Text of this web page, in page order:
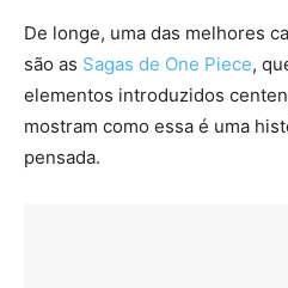
De longe, uma das melhores
são as Sagas de One Piece,
elementos introduzidos
mostram como essa é uma
pensada.